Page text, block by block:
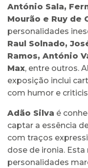
António Sala,
Mourão e Ruy de
personalidades
Raul Solnado,
Ramos, António
Max, entre outros.
exposição inclui
com humor e
Adão Silva é
captar a essência
com traços
dose de ironia.
personalidades